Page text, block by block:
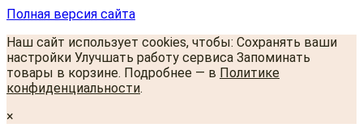
Полная версия сайта
Наш сайт использует cookies, чтобы: Сохранять ваши
настройки Улучшать работу сервиса Запоминать
товары в корзине. Подробнее — в Политике
конфиденциальности.
×